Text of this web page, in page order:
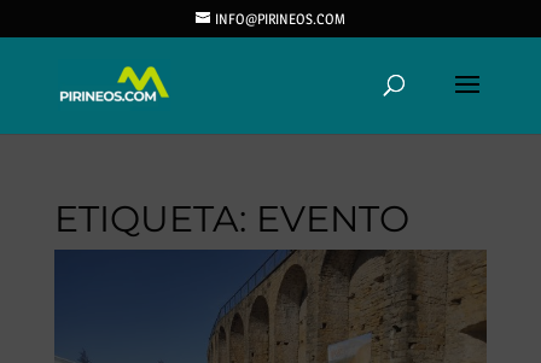
INFO@PIRINEOS.COM
ETIQUETA: EVENTO